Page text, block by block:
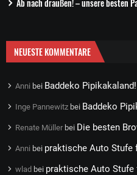
Ab nach draußen! – unsere besten
NEUESTE KOMMENTARE
Anni bei Baddeko
Inge Pannewitz bei Baddeko
Renate Müller bei Die besten
Anni bei praktische Auto Stufe
wlad bei praktische Auto Stufe